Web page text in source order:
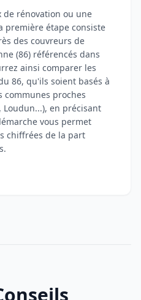
de rénovation ou une
première étape consiste
des couvreurs de
(86) référencés dans
ainsi comparer les
86, qu'ils soient basés à
communes proches
Loudun...), en précisant
vous permet
chiffrées de la part